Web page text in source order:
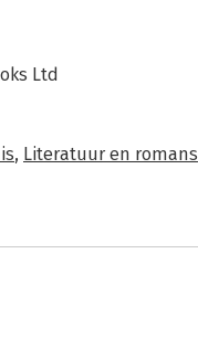
Ltd
, Literatuur en romans